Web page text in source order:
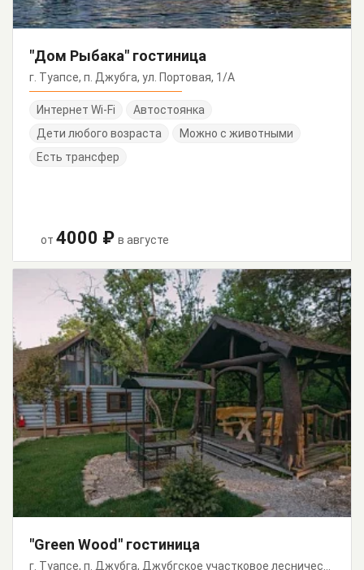
"Дом Рыбака" гостиница
г. Туапсе, п. Джубга, ул. Портовая, 1/А
Интернет Wi-Fi
Автостоянка
Дети любого возраста
Можно с животными
Есть трансфер
от 4000 ₽ в августе
"Green Wood" гостиница